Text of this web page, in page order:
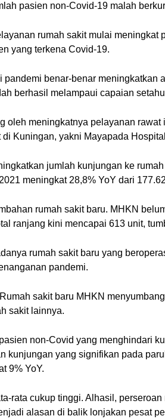
pasien non-Covid-19 malah
rumah sakit mulai
yang terkena Covid-19.
benar-benar
berhasil melampaui capaian
oleh meningkatnya pelayanan
Kuningan, yakni Mayapada
jumlah kunjungan ke
meningkat 28,8% YoY dari
rumah sakit baru. MHKN
ranjang kini mencapai 613 unit,
rumah sakit baru yang
pandemi.
sakit baru MHKN
sakit lainnya.
non-Covid yang menghindari
kunjungan yang signifikan pada
9% YoY.
rata cukup tinggi. Alhasil,
alasan di balik lonjakan pesat